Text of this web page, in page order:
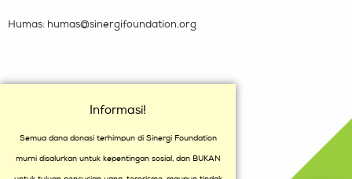
Humas: humas@sinergifoundation.org
Informasi!
Semua dana donasi terhimpun di Sinergi Foundation
murni disalurkan untuk kepentingan sosial, dan BUKAN